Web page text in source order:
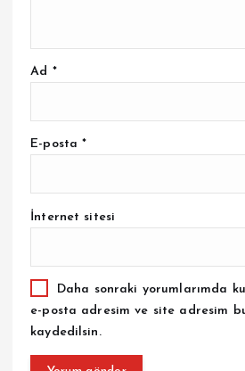
Ad *
E-posta*
İnternet sitesi
Daha sonraki yorumlarımda
e-posta adresim ve site adresim
kaydedilsin.